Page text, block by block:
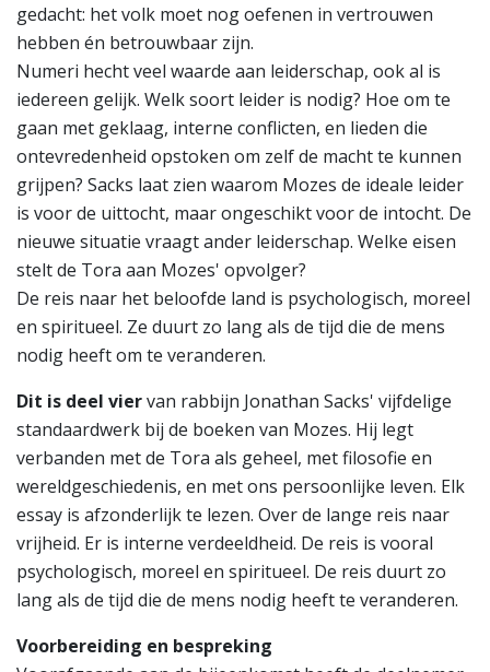
gedacht: het volk moet nog oefenen in vertrouwen
hebben én betrouwbaar zijn.
Numeri hecht veel waarde aan leiderschap, ook al is
iedereen gelijk. Welk soort leider is nodig? Hoe om te
gaan met geklaag, interne conflicten, en lieden die
ontevredenheid opstoken om zelf de macht te kunnen
grijpen? Sacks laat zien waarom Mozes de ideale leider
is voor de uittocht, maar ongeschikt voor de intocht. De
nieuwe situatie vraagt ander leiderschap. Welke eisen
stelt de Tora aan Mozes' opvolger?
De reis naar het beloofde land is psychologisch, moreel
en spiritueel. Ze duurt zo lang als de tijd die de mens
nodig heeft om te veranderen.
Dit is deel viervan rabbijn Jonathan Sacks' vijfdelige
standaardwerk bij de boeken van Mozes. Hij legt
verbanden met de Tora als geheel, met filosofie en
wereldgeschiedenis, en met ons persoonlijke leven. Elk
essay is afzonderlijk te lezen. Over de lange reis naar
vrijheid. Er is interne verdeeldheid. De reis is vooral
psychologisch, moreel en spiritueel. De reis duurt zo
lang als de tijd die de mens nodig heeft te veranderen.
Voorbereiding en bespreking